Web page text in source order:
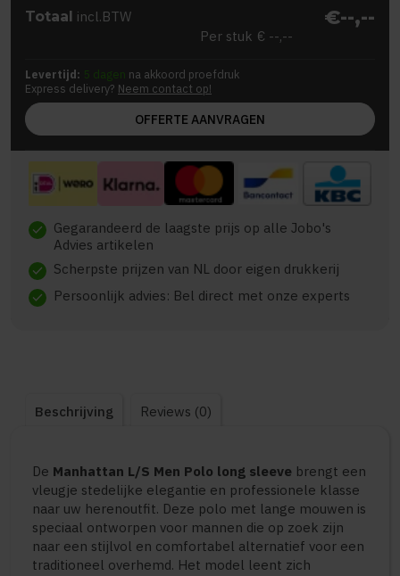
Totaal incl.BTW €--,--
Per stuk € --,--
Levertijd: 5 dagen na akkoord proefdruk
Express delivery? Neem contact op!
OFFERTE AANVRAGEN
check Gegarandeerd de laagste prijs op alle Jobo's
Advies artikelen
check Scherpste prijzen van NL door eigen drukkerij
check Persoonlijk advies: Bel direct met onze experts
Beschrijving Reviews (0)
De Manhattan L/S Men Polo long sleeve brengt een
vleugje stedelijke elegantie en professionele klasse
naar uw herenoutfit. Deze polo met lange mouwen is
speciaal ontworpen voor mannen die op zoek zijn
naar een stijlvol en comfortabel alternatief voor een
traditioneel overhemd. Het model leent zich